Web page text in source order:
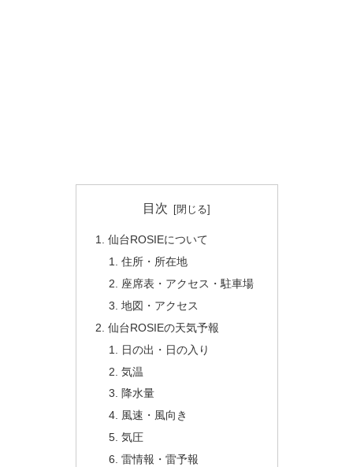
目次
仙台ROSIEについて
住所・所在地
座席表・アクセス・駐車場
地図・アクセス
仙台ROSIEの天気予報
日の出・日の入り
気温
降水量
風速・風向き
気圧
雷情報・雷予報